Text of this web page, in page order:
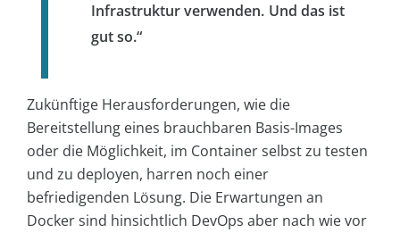
Infrastruktur verwenden. Und das ist
gut so.“
Zukünftige Herausforderungen, wie die
Bereitstellung eines brauchbaren Basis-Images
oder die Möglichkeit, im Container selbst zu testen
und zu deployen, harren noch einer
befriedigenden Lösung. Die Erwartungen an
Docker sind hinsichtlich DevOps aber nach wie vor